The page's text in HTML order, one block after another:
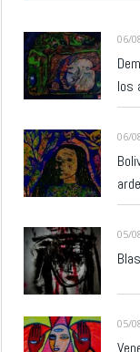
06/
los
06/
05/
05/